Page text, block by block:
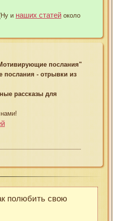
и наших статей около
послания"
- отрывки из
рассказы для
полюбить свою